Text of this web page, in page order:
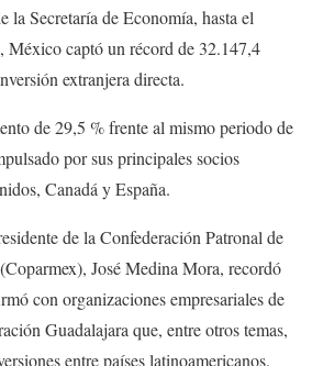
la Secretaría de Economía, hasta el
México captó un récord de 32.147,4
extranjera directa.
de 29,5 % frente al mismo periodo de
por sus principales socios
Canadá y España.
de la Confederación Patronal de
José Medina Mora, recordó
con organizaciones empresariales de
Guadalajara que, entre otros temas,
entre países latinoamericanos.